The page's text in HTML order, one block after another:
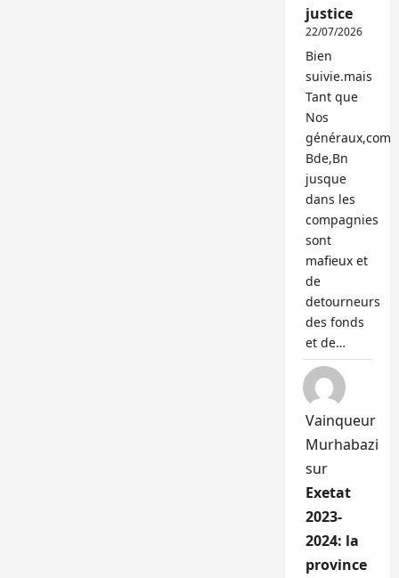
justice
22/07/2026
Bien
suivie.mais
Tant que
Nos
généraux,com
Bde,Bn
jusque
dans les
compagnies
sont
mafieux et
de
detourneurs
des fonds
et de…
Vainqueur
Murhabazi
sur
Exetat
2023-
2024: la
province